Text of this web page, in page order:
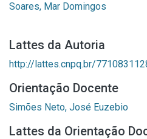
Soares, Mar Domingos
Lattes da Autoria
http://lattes.cnpq.br/
Orientação Docente
Simões Neto, José Euzebio
Lattes da Orientação